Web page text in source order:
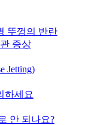
뚜껑의 반란
증상
Jetting)
하세요
안 되나요?